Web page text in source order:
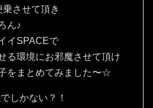
させて頂き
ん♪
イSPACEで
る環境にお邪魔させて頂け
をまとめてみました〜☆
しかない？！